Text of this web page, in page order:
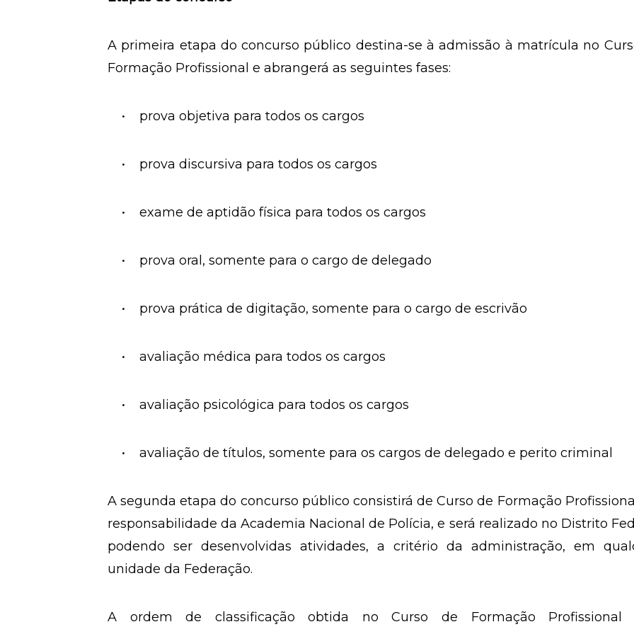
A primeira etapa do concurso público destina-se à admissão à matrícula no
Formação Profissional e abrangerá as seguintes fases:
• prova objetiva para todos os cargos
• prova discursiva para todos os cargos
• exame de aptidão física para todos os cargos
• prova oral, somente para o cargo de delegado
• prova prática de digitação, somente para o cargo de escrivão
• avaliação médica para todos os cargos
• avaliação psicológica para todos os cargos
• avaliação de títulos, somente para os cargos de delegado e perito criminal
A segunda etapa do concurso público consistirá de Curso de Formação
responsabilidade da Academia Nacional de Polícia, e será realizado no Distrito
podendo ser desenvolvidas atividades, a critério da administração, em
unidade da Federação.
A ordem de classificação obtida no Curso de Formação Profissional